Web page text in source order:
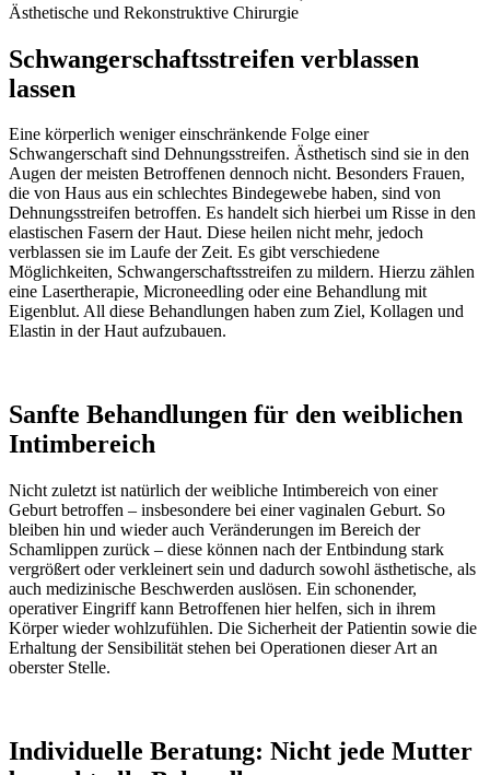
Ästhetische und Rekonstruktive Chirurgie
Schwangerschaftsstreifen verblassen
lassen
Eine körperlich weniger einschränkende Folge einer
Schwangerschaft sind Dehnungsstreifen. Ästhetisch sind sie in den
Augen der meisten Betroffenen dennoch nicht. Besonders Frauen,
die von Haus aus ein schlechtes Bindegewebe haben, sind von
Dehnungsstreifen betroffen. Es handelt sich hierbei um Risse in den
elastischen Fasern der Haut. Diese heilen nicht mehr, jedoch
verblassen sie im Laufe der Zeit. Es gibt verschiedene
Möglichkeiten, Schwangerschaftsstreifen zu mildern. Hierzu zählen
eine Lasertherapie, Microneedling oder eine Behandlung mit
Eigenblut. All diese Behandlungen haben zum Ziel, Kollagen und
Elastin in der Haut aufzubauen.
Sanfte Behandlungen für den weiblichen
Intimbereich
Nicht zuletzt ist natürlich der weibliche Intimbereich von einer
Geburt betroffen – insbesondere bei einer vaginalen Geburt. So
bleiben hin und wieder auch Veränderungen im Bereich der
Schamlippen zurück – diese können nach der Entbindung stark
vergrößert oder verkleinert sein und dadurch sowohl ästhetische, als
auch medizinische Beschwerden auslösen. Ein schonender,
operativer Eingriff kann Betroffenen hier helfen, sich in ihrem
Körper wieder wohlzufühlen. Die Sicherheit der Patientin sowie die
Erhaltung der Sensibilität stehen bei Operationen dieser Art an
oberster Stelle.
Individuelle Beratung: Nicht jede Mutter